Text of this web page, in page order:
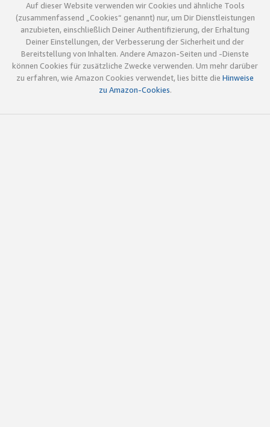
Auf dieser Website verwenden wir Cookies und ähnliche Tools
(zusammenfassend „Cookies“ genannt) nur, um Dir Dienstleistungen
anzubieten, einschließlich Deiner Authentifizierung, der Erhaltung
Deiner Einstellungen, der Verbesserung der Sicherheit und der
Bereitstellung von Inhalten. Andere Amazon-Seiten und -Dienste
können Cookies für zusätzliche Zwecke verwenden. Um mehr darüber
zu erfahren, wie Amazon Cookies verwendet, lies bitte die Hinweise
zu Amazon-Cookies.